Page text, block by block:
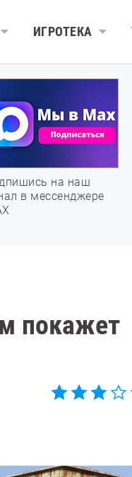
ИГРОТЕКА
на наш
в мессенджере
покажет